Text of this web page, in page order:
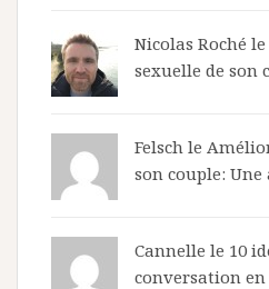
Nicolas Roché le
sexuelle de son
Felsch le
son couple: Une
Cannelle le 10
conversation en